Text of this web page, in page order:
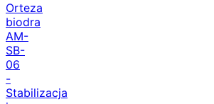
Orteza
biodra
AM-
SB-
06
-
Stabilizacja